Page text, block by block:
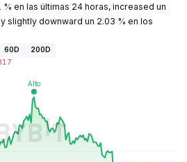
% en las últimas 24 horas, increased un
slightly downward un 2.03 % en los
60D
200D